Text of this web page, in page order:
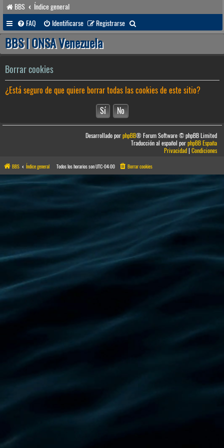
BBS
Índice general
FAQ
Identificarse Registrarse
u
a
r
BBS | ONSA Venezuela
Borrar cookies
¿Está seguro de que quiere borrar todas las cookies de este sitio?
Desarrollado porphpBB® Forum Software © phpBB Limited
Traducción al español porphpBB España
Privacidad|Condiciones
BBS Índice general Todos los horarios sonUTC-04:00 Borrar cookies